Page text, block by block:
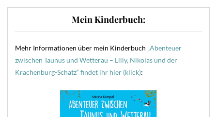
Mein Kinderbuch:
Mehr Informationen über mein Kinderbuch „Abenteuer
zwischen Taunus und Wetterau – Lilly, Nikolas und der
Krachenburg-Schatz“ findet ihr hier (klick):